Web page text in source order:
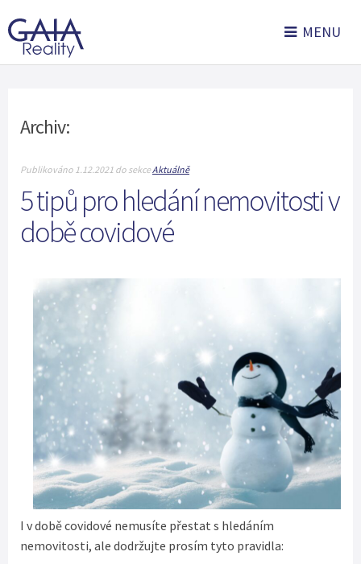
MENU
Archiv:
Publikováno 1.12.2021 do sekceAktuálně
5 tipů pro hledání nemovitosti v
době covidové
I v době covidové nemusíte přestat s hledáním
nemovitosti, ale dodržujte prosím tyto pravidla: